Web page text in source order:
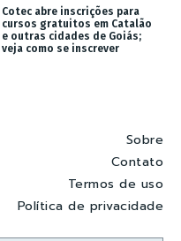
Cotec abre inscrições para
cursos gratuitos em Catalão
e outras cidades de Goiás;
veja como se inscrever
Sobre
Contato
Termos de uso
Política de privacidade